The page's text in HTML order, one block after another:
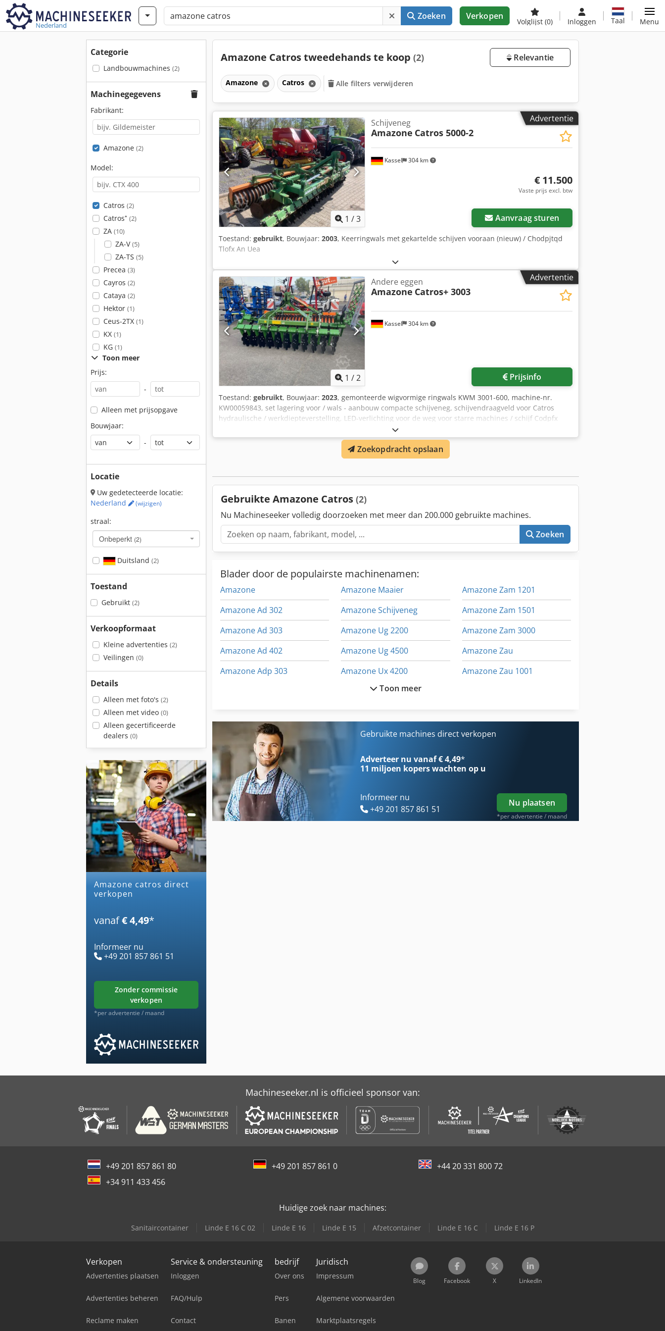
Nederland
Zoeken Verkopen
Volglijst (0) Inloggen Taal Menu
Categorie
Landbouwmachines (2)
Machinegegevens
Fabrikant:
Amazone (2)
Model:
Catros (2)
Catros⁺ (2)
ZA (10)
ZA-V(5)
ZA-TS (5)
Precea (3)
Cayros (2)
Cataya (2)
Hektor (1)
Ceus-2TX (1)
KX (1)
KG (1)
Toon meer
Prijs:
-
Alleen met prijsopgave
Bouwjaar:
-
Locatie
Uw gedetecteerde locatie:
Nederland
(wijzigen)
straal:
Onbeperkt (2)
Duitsland (2)
Toestand
Gebruikt (2)
Verkoopformaat
Kleine advertenties (2)
Veilingen (0)
Details
Alleen met foto's (2)
Alleen met video (0)
Alleen gecertificeerde
dealers (0)
amazone catros direct
verkopen
vanaf€ 4,49*
Informeer nu
+49 201 857 861 51
zonder commissie
verkopen
*per advertentie / maand
Amazone Catros tweedehands te koop (2) Relevantie
Amazone Catros Alle filters verwijderen
Advertentie
1 /3
Kassel 304 km
Schijveneg
Amazone Catros 5000-2
€ 11.500
Vaste prijs excl. btw
Aanvraag sturen
Toestand: gebruikt, Bouwjaar: 2003, Keerringwals met gekartelde schijven vooraan (nieuw) / Chodpjtqd
Tlofx An Uea
Advertentie
1 /2
Kassel 304 km
Andere eggen
Amazone Catros+ 3003
Prijsinfo
Toestand: gebruikt, Bouwjaar: 2023, gemonteerde wigvormige ringwals KWM 3001-600, machine-nr.
KW00059843, set lagering voor / wals - aanbouw compacte schijveneg, schijvendraagveld voor Catros
hydraulische / werkdiepteverstelling, LED-verlichting voor de weg voor starre machines / schijf Codpfx
Zoekopdracht opslaan
Gebruikte Amazone Catros (2)
Nu Machineseeker volledig doorzoeken met meer dan 200.000 gebruikte machines.
Zoeken
Blader door de populairste machinenamen:
Amazone
Amazone Ad 302
Amazone Ad 303
Amazone Ad 402
Amazone Adp 303
Amazone Kg 302
Amazone Kg 303
Amazone Maaier
Amazone Schijveneg
Amazone Ug 2200
Amazone Ug 4500
Amazone Ux 4200
Amazone Ux 5200
Amazone Zam 1000
Amazone Zam 1201
Amazone Zam 1501
Amazone Zam 3000
Amazone Zau
Amazone Zau 1001
Toon meer
Gebruikte machines direct verkopen
Adverteer nu vanaf € 4,49*
11 miljoen koperswachten op u
Informeer nu
+49 201 857 861 51
Nu plaatsen
*per advertentie / maand
Machineseeker.nl is officieel sponsor van:
+49 201 857 861 80 +49 201 857 861 0
+44 20 331 800 72
+34 911 433 456
Huidige zoek naar machines:
Sanitaircontainer Linde E 16 C 02 Linde E 16 Linde E 15 Afzetcontainer Linde E 16 C Linde E 16 P
Verkopen
Advertenties plaatsen
Advertenties beheren
Reclame maken
Service & ondersteuning
Inloggen
FAQ/Hulp
Contact
bedrijf
Over ons
Pers
Banen
Juridisch
Impressum
Algemene voorwaarden
Marktplaatsregels
Blog Facebook X LinkedIn